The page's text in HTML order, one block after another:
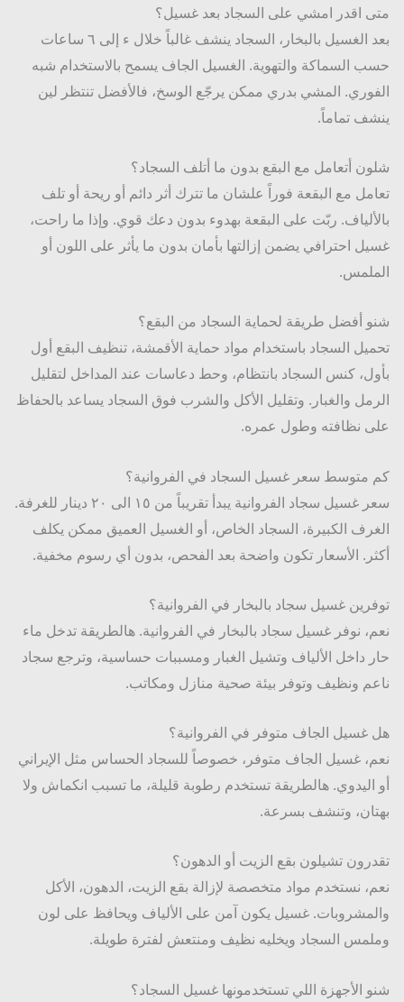
حين
بيتي
صار
حشرا
ومريح
من
جديد.
اقدر امشي على السجاد بعد غسيل؟
بعد الغسيل بالبخار، السجاد ينشف غالباً خلال ء إلى ٦ ساعات
السماكة والتهوية. الغسيل الجاف يسمح بالاستخدام شبه
المشي بدري ممكن يرجّع الوسخ، فالأفضل تنتظر لين
تماماً.
أتعامل مع البقع بدون ما أتلف السجاد؟
مع البقعة فوراً علشان ما تترك أثر دائم أو ريحة أو تلف
ربّت على البقعة بهدوء بدون دعك قوي. وإذا ما راحت،
احترافي يضمن إزالتها بأمان بدون ما يأثر على اللون أو
أفضل طريقة لحماية السجاد من البقع؟
السجاد باستخدام مواد حماية الأقمشة، تنظيف البقع أول
كنس السجاد بانتظام، وحط دعاسات عند المداخل لتقليل
والغبار. وتقليل الأكل والشرب فوق السجاد يساعد بالحفاظ
نظافته وطول عمره.
سعر غسيل السجاد في الفروانية؟
سعر غسيل سجاد الفروانية يبدأ تقريباً من ١٥ الى ٢٠ دينار للغرفة.
الكبيرة، السجاد الخاص، أو الغسيل العميق ممكن يكلف
الأسعار تكون واضحة بعد الفحص، بدون أي رسوم مخفية.
غسيل سجاد بالبخار في الفروانية؟
نوفر غسيل سجاد بالبخار في الفروانية. هالطريقة تدخل ماء
داخل الألياف وتشيل الغبار ومسببات حساسية، وترجع سجاد
ونظيف وتوفر بيئة صحية منازل ومكاتب.
الجاف متوفر في الفروانية؟
غسيل الجاف متوفر، خصوصاً للسجاد الحساس مثل الإيراني
هالطريقة تستخدم رطوبة قليلة، ما تسبب انكماش ولا
وتنشف بسرعة.
تشيلون بقع الزيت أو الدهون؟
نستخدم مواد متخصصة لإزالة بقع الزيت، الدهون، الأكل
غسيل يكون آمن على الألياف ويحافظ على لون
السجاد ويخليه نظيف ومنتعش لفترة طويلة.
الأجهزة اللي تستخدمونها غسيل السجاد؟